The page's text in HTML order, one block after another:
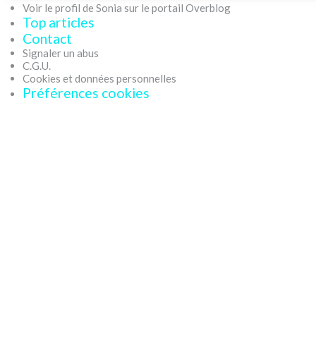
Voir le profil de Sonia sur le portail Overblog
Top articles
Contact
Signaler un abus
C.G.U.
Cookies et données personnelles
Préférences cookies